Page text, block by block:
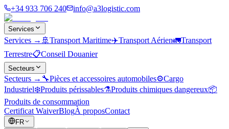
+34 933 706 240 info@a3logistic.com
Services
Services → 🚢 Transport Maritime✈️Transport Aérien🚛Transport
Terrestre📋Conseil Douanier
Secteurs
Secteurs → 🔧Pièces et accessoires automobiles⚙️Cargo
Industriel❄️Produits périssables⚗️Produits chimiques dangereux📦
Produits de consommation
Certificat WaiverBlogÀ proposContact
FR